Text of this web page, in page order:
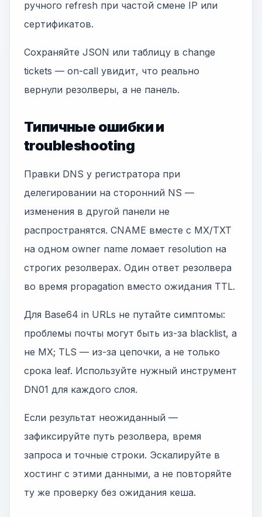
ручного refresh при частой смене IP или
сертификатов.
Сохраняйте JSON или таблицу в change
tickets — on-call увидит, что реально
вернули резолверы, а не панель.
Типичные ошибки и
troubleshooting
Правки DNS у регистратора при
делегировании на сторонний NS —
изменения в другой панели не
распространятся. CNAME вместе с MX/TXT
на одном owner name ломает resolution на
строгих резолверах. Один ответ резолвера
во время propagation вместо ожидания TTL.
Для Base64 in URLs не путайте симптомы:
проблемы почты могут быть из-за blacklist, а
не MX; TLS — из-за цепочки, а не только
срока leaf. Используйте нужный инструмент
DN01 для каждого слоя.
Если результат неожиданный —
зафиксируйте путь резолвера, время
запроса и точные строки. Эскалируйте в
хостинг с этими данными, а не повторяйте
ту же проверку без ожидания кеша.